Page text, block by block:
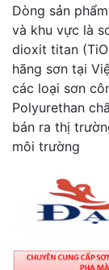
Dòng sản
và khu vực là
dioxit titan (TiO
hãng sơn tại
các loại sơn
Polyurethan
bán ra thị
môi trường